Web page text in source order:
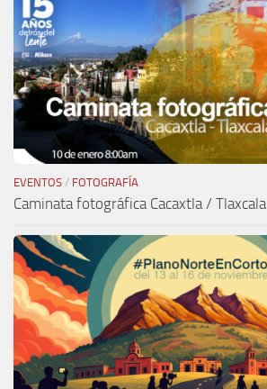
EVENTOS / FOTOGRAFÍA
Caminata fotográfica Cacaxtla / Tlaxcala